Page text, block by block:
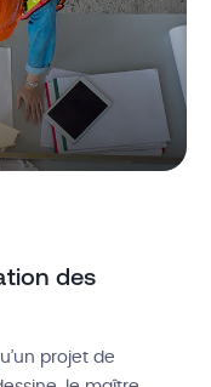
des
projet de